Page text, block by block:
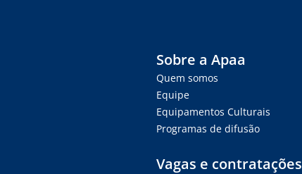
Sobre a Apaa
Quem somos
Equipe
Equipamentos Culturais
Programas de difusão
Vagas e contratações